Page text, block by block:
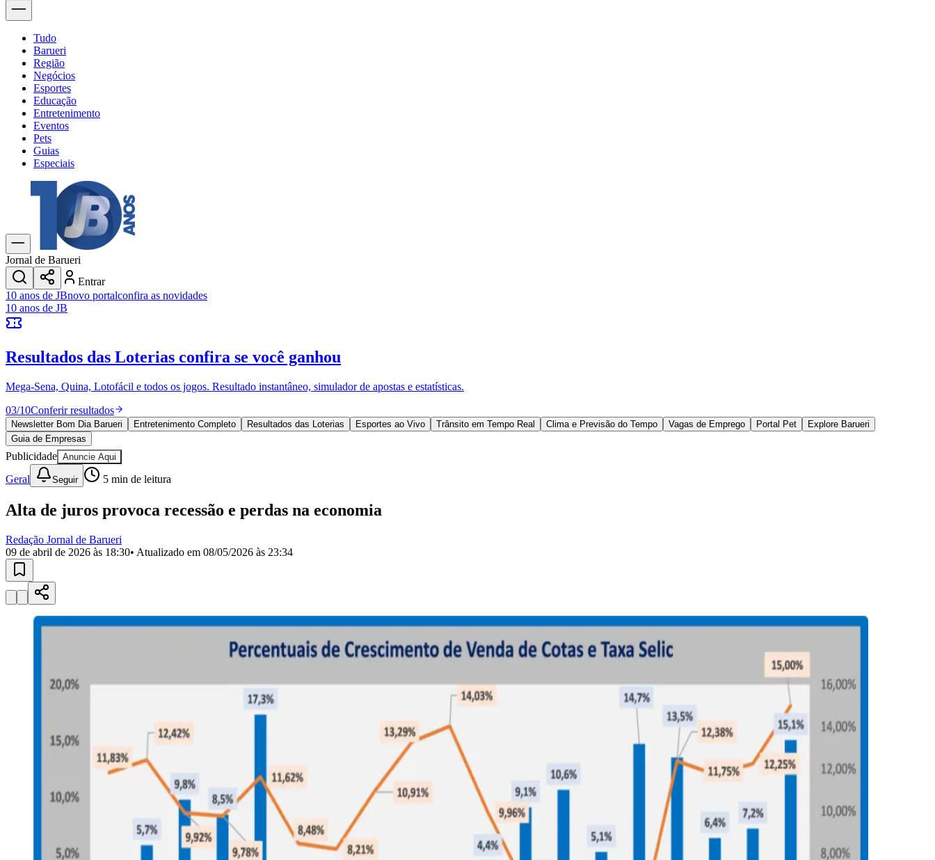
Tudo
Barueri
Região
Negócios
Esportes
Educação
Entretenimento
Eventos
Pets
Guias
Especiais
Explore Tudo
Últimas Notícias
Previsão do Tempo
Trânsito e Rotas
Dia a Dia & Lazer
Transportes
Gastronomia
Cinema & Shows
JogosNovo
Anuncie no Portal
Cadastrar Empresa
Divulgar Vagas Novo
Publicidade Legal
Política
Eleições
Esportes
Saúde
Segurança
Cultura
Obras
Educação
Bairros de Barueri
Selecione sua região
AldeiaAldeia da Serra
MilitarItapeviJandiraJardim AudirJardim BelvalJardim CalifórniaJardim dos AltosJardim dos CamargosJardim EsperançaJardim GrazielaJardim IracemaJardim ItaquitiJardim JulioJardim LíbanoJardim Maria
Jardim Maria Helena Mutinga
Parque ImperialParque Santa LuziaParque VianaPirapora do Bom JesusRecanto PhrynéaSantana de ParnaíbaSilveira
Vila Nossa Sra. da EscadaVila PortoVotupoca
Anuncie no Portal
Negócios Regionais
Segurança Regional
Hospitais Estaduais
Parques & Represas
Carapicuíba JandiraItapeviCotia Pirapora do Bom JesusAraçariguama Caieiras Franco da Rocha Francisco Morato Taboão da Serra
Para Sua Empresa
Jornal de Barueri
Entrar
10 anos de JBnovo portalconfira as novidades
10 anos de JB
Resultados das Loterias confira se você ganhou
Mega-Sena, Quina, Lotofácil e todos os jogos. Resultado instantâneo, simulador de apostas e estatísticas.
03/10Conferir resultados
Newsletter Bom Dia Barueri Entretenimento Completo Resultados das Loterias Esportes ao Vivo Trânsito em Tempo Real Clima e Previsão do Tempo Vagas de Emprego Portal Pet
Explore Barueri
Guia de Empresas
Publicidade Anuncie Aqui
Geral Seguir 5 min de leitura
Alta de juros provoca recessão e perdas na economia
Redação Jornal de Barueri
09 de abril de 2026 às 18:30• Atualizado em 08/05/2026 às 23:34